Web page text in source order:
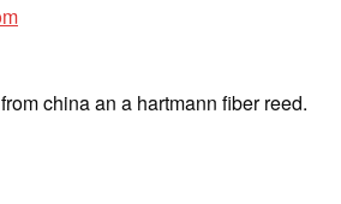
china an a hartmann fiber reed.